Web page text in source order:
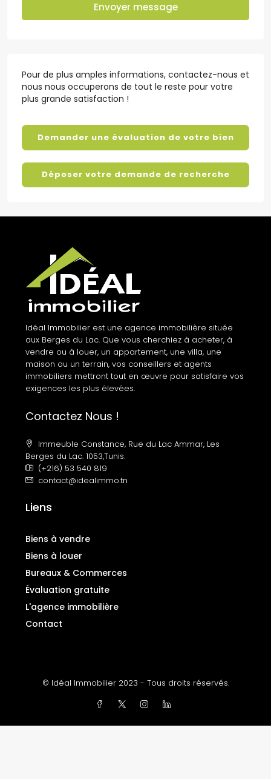
Envoyer message
Pour de plus amples informations, contactez-nous et
nous nous occuperons de tout le reste pour votre
plus grande satisfaction !
Demander une évaluation de votre bien
Déposer votre demande de recherche
Idéal Immobilier est une agence immobilière située
aux Berges du Lac. Que vous cherchiez à acheter, à
vendre ou à louer, un appartement, une villa, une
maison ou un terrain, vos conseillers et agents
immobiliers mettront tout en œuvre pour satisfaire vos
exigences les plus élevées.
Contactez Nous !
Immeuble Constance, Rue du Lac Ammar, Les
Berges du Lac. 1053,Tunis.
(+216) 53 540 819
contact@idealimmo.tn
Liens
Biens à vendre
Biens à louer
Bureaux & Commerces
Évaluation gratuite
L'agence immobilière
Contact
© Idéal Immobilier 2023 - Tous droits réservés.